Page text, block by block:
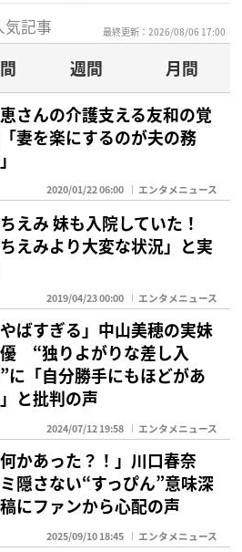
気記事 最終更新：2026/08/06 17:00
週間
月間
さんの介護支える友和の覚
妻を楽にするのが夫の務
2020/01/22 06:00 エンタメニュース
えみ 妹も入院していた！
ちえみより大変な状況」と実
2019/04/23 00:00 エンタメニュース
やばすぎる」中山美穂の実妹
“独りよがりな差し入
に「自分勝手にもほどがあ
と批判の声
2024/07/12 19:58 エンタメニュース
何かあった？！」川口春奈
隠さない“すっぴん”意味深
にファンから心配の声
2025/09/10 18:45 エンタメニュース